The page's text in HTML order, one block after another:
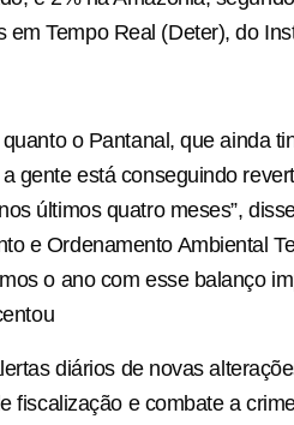
em Tempo Real (Deter), do
quanto o Pantanal, que ainda
gente está conseguindo
últimos quatro meses”,
e Ordenamento Ambiental
o ano com esse balanço
diários de novas
fiscalização e combate a